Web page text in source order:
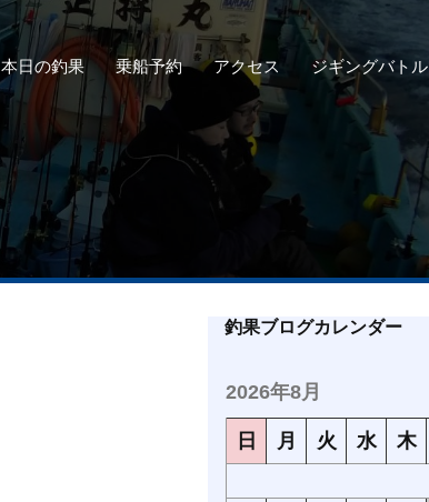
本日の釣果 乗船予約 アクセス ジギングバトル
釣果ブログカレンダー
2026年8月
日 月 火 水 木